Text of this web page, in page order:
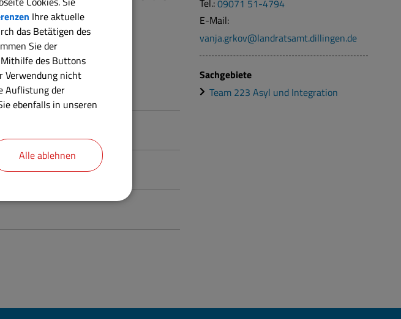
Tel.:09071 51-4794
E-Mail:
vanja.grkov@landratsamt.dillingen.de
Sachgebiete
Team 223 Asyl und Integration
Ihre aktuelle
das Betätigen des
Sie der
des Buttons
Verwendung nicht
Auflistung der
ebenfalls in unseren
Alle ablehnen